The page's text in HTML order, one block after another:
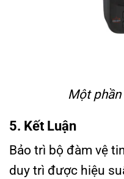
Một
5. Kết Luận
Bảo trì bộ đàm vệ
duy trì được hiệu